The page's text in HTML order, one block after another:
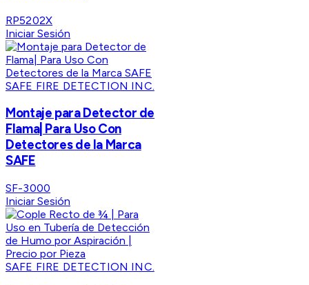
RP5202X
Iniciar Sesión
SAFE FIRE DETECTION INC.
Montaje para Detector de
Flama| Para Uso Con
Detectores de la Marca
SAFE
SF-3000
Iniciar Sesión
SAFE FIRE DETECTION INC.